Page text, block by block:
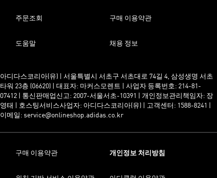
주문조회 구매 이용약관
도움말 채용 정보
아디다스코리아(유) | 서울특별시 서초구 서초대로 74길 4, 삼성생명 서초
타워 23층 (06620) | 대표자: 마커스모렌트 | 사업자 등록번호: 214-81-
07412 | 통신판매업신고: 2007-서울서초-10391 | 개인정보관리책임자: 장
영태 | 호스팅서비스사업자: 아디다스코리아(유) | 고객센터: 1588-8241 |
이메일: service@onlineshop.adidas.co.kr
구매 이용약관 개인정보 처리방침